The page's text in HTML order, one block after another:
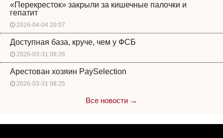
«Перекресток» закрыли за кишечные палочки и
гепатит
2026-04-04 20:07
Доступная база, круче, чем у ФСБ
2026-03-31 08:26
Арестован хозяин PaySelection
2026-03-31 08:25
Все новости →